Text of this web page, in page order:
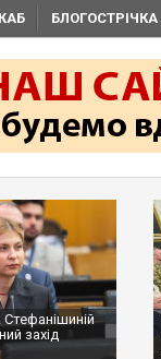
БЛОГОСТРІЧКА
захід